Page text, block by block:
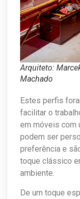
Arquiteto:
Machado
Estes perfis
facilitar o
em móveis com
podem ser
preferência e
toque clássico
ambiente.
De um toque